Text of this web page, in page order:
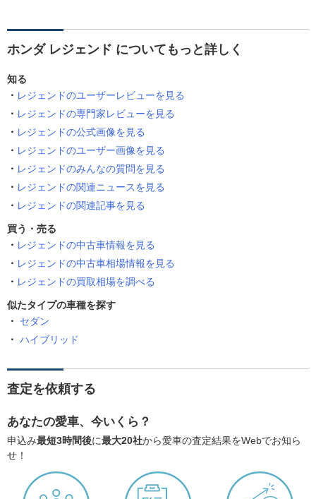
ホンダ レジェンド についてもっと詳しく
知る
レジェンドのユーザーレビューを見る
レジェンドの専門家レビューを見る
レジェンドの公式画像を見る
レジェンドのユーザー画像を見る
レジェンドのみんなの質問を見る
レジェンドの関連ニュースを見る
レジェンドの関連記事を見る
買う・売る
レジェンドの中古車情報を見る
レジェンドの中古車相場情報を見る
レジェンドの買取相場を調べる
似たタイプの車種を探す
セダン
ハイブリッド
査定を依頼する
あなたの愛車、今いくら？
申込み最短3時間後に最大20社から愛車の査定結果をWebでお知ら
せ！